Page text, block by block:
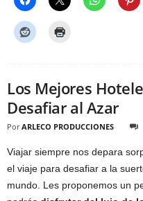
Los Mejores
Desafiar al Azar
Por ARLECO PRODUCCIONES
Viajar siempre nos depara
el viaje para desafiar a la
mundo. Les proponemos un